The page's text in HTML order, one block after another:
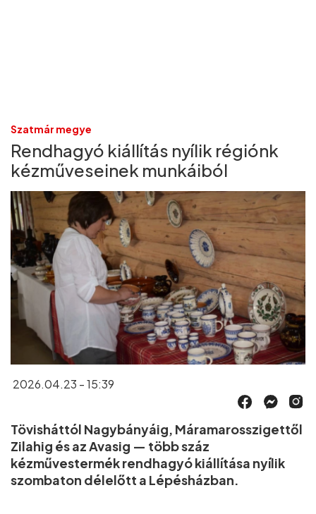
Szatmár megye
Rendhagyó kiállítás nyílik régiónk
kézműveseinek munkáiból
2026.04.23 - 15:39
Tövisháttól Nagybányáig, Máramarosszigettől
Zilahig és az Avasig — több száz
kézművestermék rendhagyó kiállítása nyílik
szombaton délelőtt a Lépésházban.